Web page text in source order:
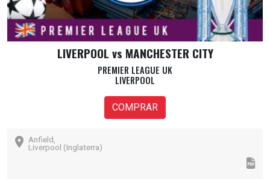
LIVERPOOL vs MANCHESTER CITY
PREMIER LEAGUE UK
LIVERPOOL
COMPRAR
Anfield,
Liverpool (Inglaterra)